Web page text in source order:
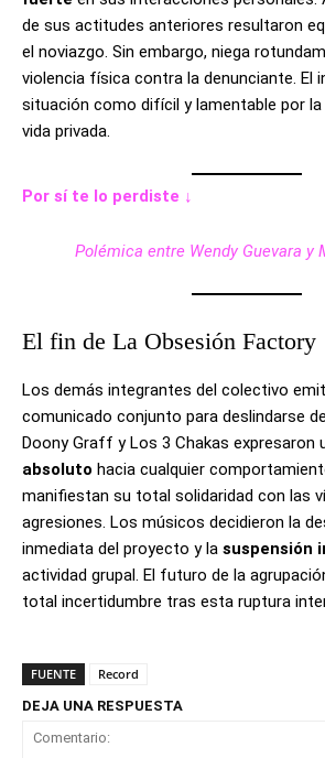
de sus actitudes anteriores resultaron
el noviazgo. Sin embargo, niega
violencia física contra la denunciante. El
situación como difícil y lamentable por
vida privada.
Por sí te lo perdiste ↓
Polémica entre Wendy Guevara y
El fin de La Obsesión Factory
Los demás integrantes del colectivo
comunicado conjunto para deslindarse
Doony Graff y Los 3 Chakas expresaron
absoluto hacia cualquier
manifiestan su total solidaridad con las
agresiones. Los músicos decidieron la
inmediata del proyecto y la suspensión
actividad grupal. El futuro de la
total incertidumbre tras esta ruptura
FUENTE
Record
DEJA UNA RESPUESTA